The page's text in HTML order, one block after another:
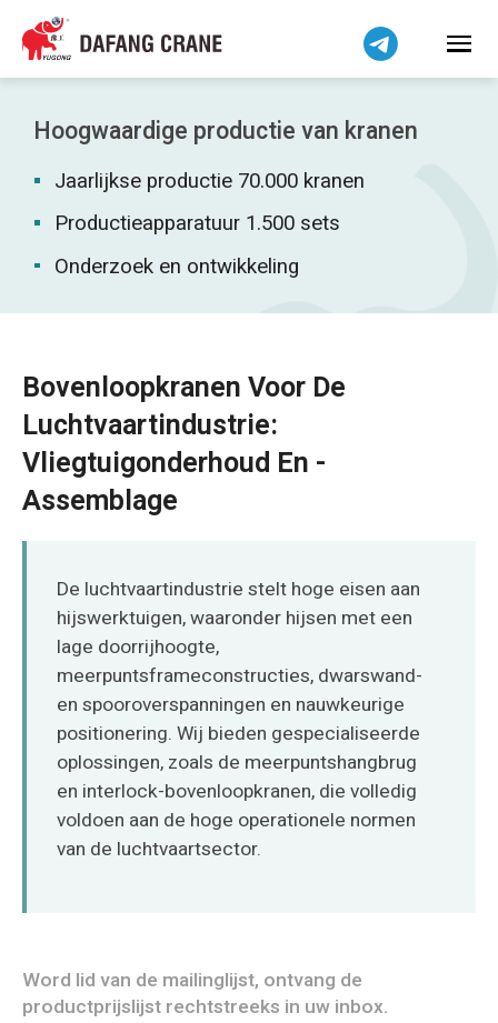
Hoogwaardige productie van kranen
Jaarlijkse productie 70.000 kranen
Productieapparatuur 1.500 sets
Onderzoek en ontwikkeling
Bovenloopkranen Voor De
Luchtvaartindustrie:
Vliegtuigonderhoud En -
Assemblage
De luchtvaartindustrie stelt hoge eisen aan
hijswerktuigen, waaronder hijsen met een
lage doorrijhoogte,
meerpuntsframeconstructies, dwarswand-
en spooroverspanningen en nauwkeurige
positionering. Wij bieden gespecialiseerde
oplossingen, zoals de meerpuntshangbrug
en interlock-bovenloopkranen, die volledig
voldoen aan de hoge operationele normen
van de luchtvaartsector.
Word lid van de mailinglijst, ontvang de
productprijslijst rechtstreeks in uw inbox.
Bahasa Indonesia
Bahasa Melayu
Tiếng Việt
简体中文
فارسی
Pilipino
اردو
Kiswahili
Dansk
Norsk
O‘zbekcha